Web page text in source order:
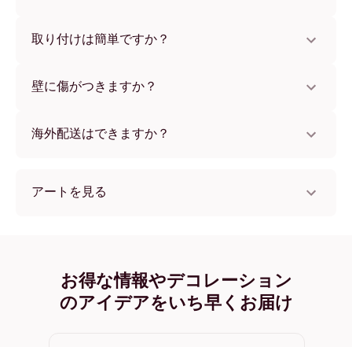
用いただけます。ご注文後、追跡番号をお知らせします。
取り付けは簡単ですか？
をつけないため、賃貸のお部屋でも安心してお使いいただ
壁に傷がつきますか？
海外配送はできますか？
アートを見る
Misty Pine オーク
Misty Pine ワイド ブラック
Misty Pine ワイド ホワイト
お得な情報やデコレーション
のアイデアをいち早くお届け